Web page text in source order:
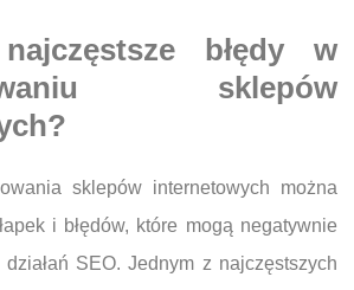
błędy w
sklepów
sklepów internetowych można
i błędów, które mogą negatywnie
SEO. Jednym z najczęstszych